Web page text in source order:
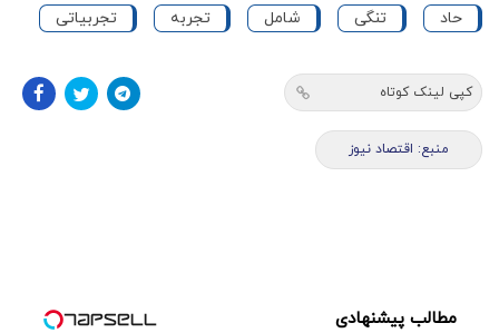
حاد تنگی شامل تجربه تجربیاتی
کپی لینک کوتاه
منبع: اقتصاد نیوز
مطالب پیشنهادی